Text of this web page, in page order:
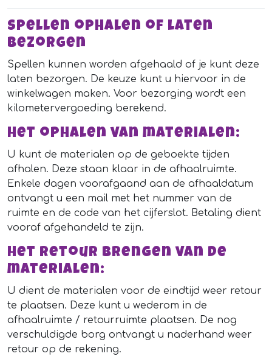
Spellen ophalen of laten
bezorgen
Spellen kunnen worden afgehaald of je kunt deze
laten bezorgen. De keuze kunt u hiervoor in de
winkelwagen maken. Voor bezorging wordt een
kilometervergoeding berekend.
Het ophalen van materialen:
U kunt de materialen op de geboekte tijden
afhalen. Deze staan klaar in de afhaalruimte.
Enkele dagen voorafgaand aan de afhaaldatum
ontvangt u een mail met het nummer van de
ruimte en de code van het cijferslot. Betaling dient
vooraf afgehandeld te zijn.
Het retour brengen van de
materialen:
U dient de materialen voor de eindtijd weer retour
te plaatsen. Deze kunt u wederom in de
afhaalruimte / retourruimte plaatsen. De nog
verschuldigde borg ontvangt u naderhand weer
retour op de rekening.